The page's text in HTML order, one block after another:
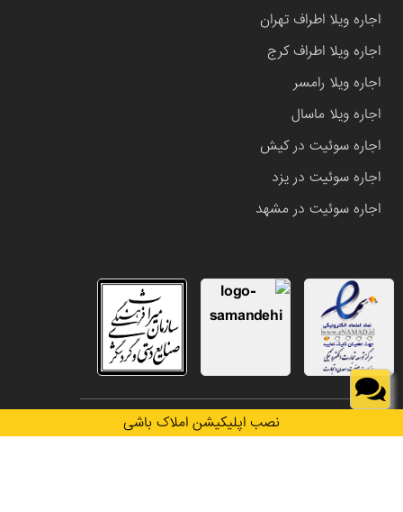
نصب اپلیکیشن املاک باشی
اجاره ویلا اطراف تهران
اجاره ویلا اطراف کرج
اجاره ویلا رامسر
اجاره ویلا ماسال
اجاره سوئیت در کیش
اجاره سوئیت در یزد
اجاره سوئیت در مشهد
تمامی حقوق این وب سایت متعلق به املاک باشی می باشد.